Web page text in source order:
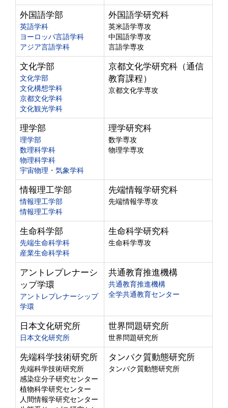
外国語学部
英語学科
ヨーロッパ言語学科
アジア言語学科
外国語学研究科
英米語学専攻
中国語学専攻
言語学専攻
文化学部
文化学部
文化構想学科
京都文化学科
文化観光学科
京都文化学研究科（通信
教育課程）
京都文化学専攻
理学部
理学部
数理科学科
物理科学科
宇宙物理・気象学科
理学研究科
数学専攻
物理学専攻
情報理工学部
情報理工学部
情報理工学科
先端情報学研究科
先端情報学専攻
生命科学部
先端生命科学科
産業生命科学科
生命科学研究科
生命科学専攻
アントレプレナーシ
ップ学環
アントレプレナーシップ
学環
共通教育推進機構
共通教育推進機構
全学共通教育センター
日本文化研究所
日本文化研究所
世界問題研究所
世界問題研究所
先端科学技術研究所
先端科学技術研究所
感染症分子研究センター
植物科学研究センター
人間情報学研究センター
タンパク質動態研究所
タンパク質動態研究所